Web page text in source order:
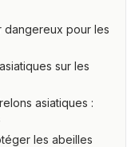
dangereux pour les
sur les
asiatiques :
les abeilles